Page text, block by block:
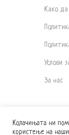
Како
Услови
За нас
Колачињата ни
користење на